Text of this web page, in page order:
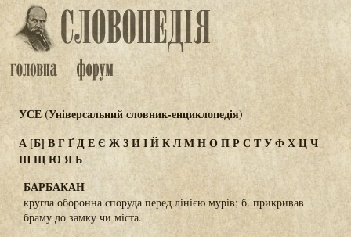
УСЕ (Універсальний словник-енциклопедія)
А[Б] ВГҐДЕЄ ЖЗИІЙКЛМНОПР СТУФХЦЧ
ШЩЮЯЬ
БАРБАКАН
кругла оборонна споруда перед лінією мурів; б. прикривав
браму до замку чи міста.